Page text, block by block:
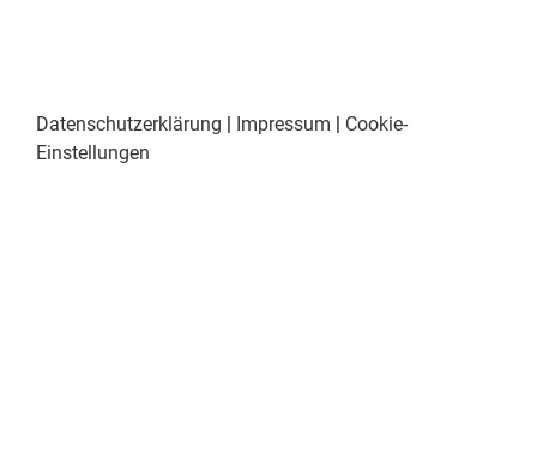
Datenschutzerklärung | Impressum | Cookie-
Einstellungen